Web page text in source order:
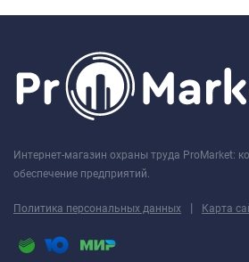
Интернет-магазин охраны труда ProMarket:
обеспечение предприятий.
Политика персональных данных | Карта